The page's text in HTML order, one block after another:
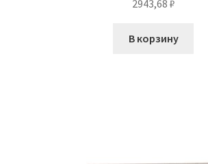
2943,68 ₽
В корзину